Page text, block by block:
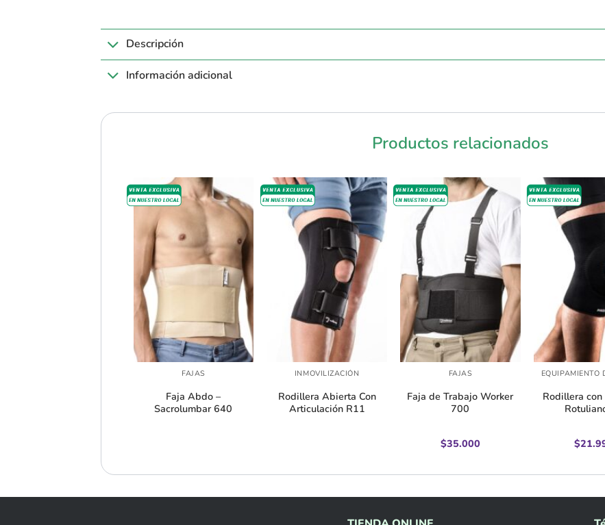
Descripción
Información adicional
Productos relacionados
+
FAJAS
Faja Abdo –
Sacrolumbar 640
INMOVILIZACIÓN
Rodillera Abierta Con
Articulación R11
+
FAJAS
Faja de Trabajo Worker
700
$35.000
EQUIPAMIENTO
Rodillera con
$